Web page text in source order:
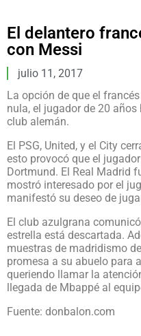
El delantero
con Messi
julio 11, 2017
La opción de que el
nula, el jugador de 20
club alemán.
El PSG, United, y el City
esto provocó que el
Dortmund. El Real Madrid
mostró interesado por el
manifestó su deseo de
El club azulgrana
estrella está descartada.
muestras de madridismo
promesa a su abuelo para
queriendo llamar la
llegada de Mbappé al
Fuente: donbalon.com